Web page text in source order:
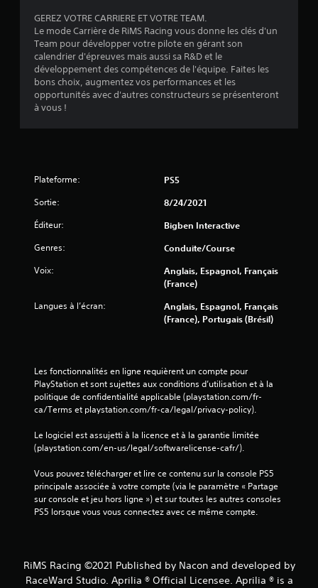
GEREZ VOTRE CARRIERE ET VOTRE TEAM.
Le mode Carrière de RiMS Racing vous donne les clés d'un
Team pour développer votre pilote en gérant son
calendrier d'épreuves mais aussi sa R&D et le
développement des compétences de l'équipe. Faites les
bons choix, augmentez vos performances et les
opportunités avec d'autres constructeurs se présenteront
à vous !
Plateforme: PS5
Sortie: 8/24/2021
Éditeur: Bigben Interactive
Genres: Conduite/course
Voix:
Anglais, Espagnol, Français
(France)
Langues à l’écran:
Anglais, Espagnol, Français
(France), Portugais (Brésil)
Les fonctionnalités en ligne requièrent un compte pour
PlayStation et sont sujettes aux conditions d’utilisation et à la
politique de confidentialité applicable (playstation.com/fr-
ca/Terms et playstation.com/fr-ca/legal/privacy-policy).
Le logiciel est assujetti à la licence et à la garantie limitée
(playstation.com/en-us/legal/softwarelicense-cafr/).
Vous pouvez télécharger et lire ce contenu sur la console PS5
principale associée à votre compte (via le paramètre « Partage
sur console et jeu hors ligne ») et sur toutes les autres consoles
PS5 lorsque vous vous connectez avec ce même compte.
RiMS Racing ©2021 Published by Nacon and developed by
RaceWard Studio. Aprilia ® Official Licensee. Aprilia ® is a